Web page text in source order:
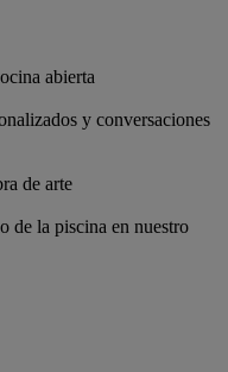
abierta
y conversaciones
de arte
de la piscina en nuestro